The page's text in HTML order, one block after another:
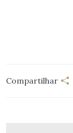
Compartilhar